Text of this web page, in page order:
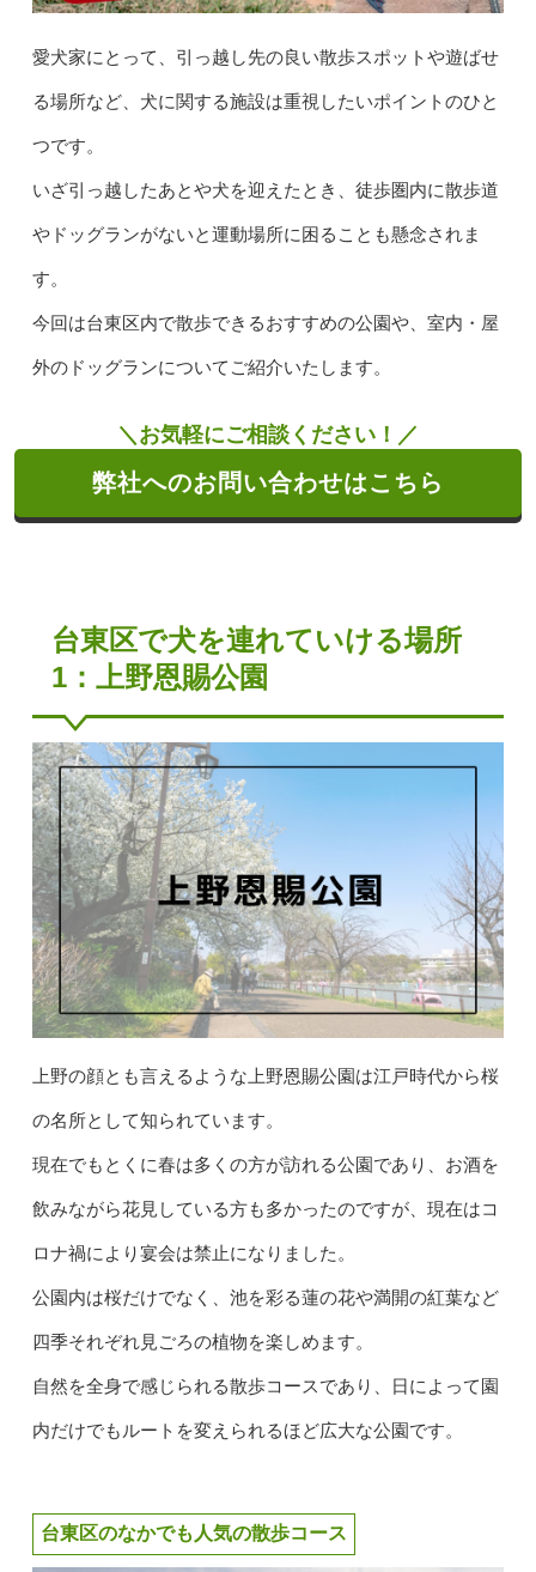
愛犬家にとって、引っ越し先の良い散歩スポットや遊ばせ
る場所など、犬に関する施設は重視したいポイントのひと
つです。
いざ引っ越したあとや犬を迎えたとき、徒歩圏内に散歩道
やドッグランがないと運動場所に困ることも懸念されま
す。
今回は台東区内で散歩できるおすすめの公園や、室内・屋
外のドッグランについてご紹介いたします。
＼お気軽にご相談ください！／
弊社へのお問い合わせはこちら
台東区で犬を連れていける場所
1：上野恩賜公園
上野の顔とも言えるような上野恩賜公園は江戸時代から桜
の名所として知られています。
現在でもとくに春は多くの方が訪れる公園であり、お酒を
飲みながら花見している方も多かったのですが、現在はコ
ロナ禍により宴会は禁止になりました。
公園内は桜だけでなく、池を彩る蓮の花や満開の紅葉など
四季それぞれ見ごろの植物を楽しめます。
自然を全身で感じられる散歩コースであり、日によって園
内だけでもルートを変えられるほど広大な公園です。
台東区のなかでも人気の散歩コース